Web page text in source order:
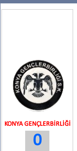
KONYA GENÇLERBİRLİĞİ
0